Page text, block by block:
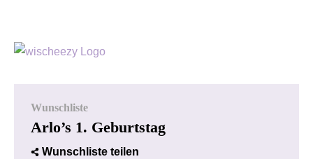
Wunschliste
Arlo’s 1. Geburtstag
Wunschliste teilen